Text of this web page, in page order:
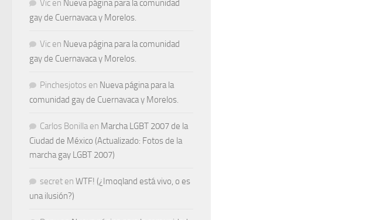
Vic en Nueva página para la comunidad
gay de Cuernavaca y Morelos.
Vic en Nueva página para la comunidad
gay de Cuernavaca y Morelos.
Pinchesjotos en Nueva página para la
comunidad gay de Cuernavaca y Morelos.
Carlos Bonilla en Marcha LGBT 2007 de la
Ciudad de México (Actualizado: Fotos de la
marcha gay LGBT 2007)
secret en WTF! (¿Imoqland está vivo, o es
una ilusión?)